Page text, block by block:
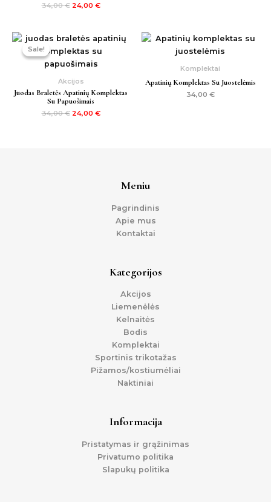
34,00€ 24,00 €
Sale!
Sale!
Akcijos
Juodas Braletės Apatinių Komplektas
Su Papuošimais
34,00€
Original
was:
34,00 €.
24,00 €
Current
is:
Komplektai
Apatinių Komplektas Su Juostelėmis
34,00 €
Meniu
Pagrindinis
Apie mus
Kontaktai
Kategorijos
Akcijos
Liemenėlės
Kelnaitės
Bodis
Komplektai
Sportinis trikotažas
Pižamos/kostiumėliai
Naktiniai
Informacija
Pristatymas ir grąžinimas
Privatumo politika
Slapukų politika